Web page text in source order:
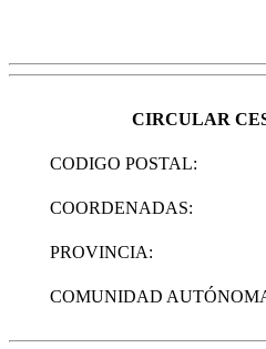
CIRCULAR
CODIGO POSTAL:
COORDENADAS:
PROVINCIA:
COMUNIDAD